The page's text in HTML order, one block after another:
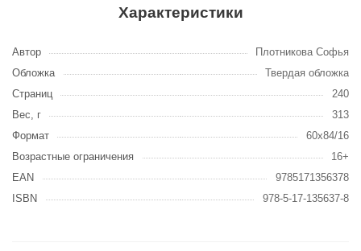
Характеристики
Автор
Плотникова Софья
Обложка
Твердая обложка
Страниц
240
Вес, г
313
Формат
60x84/16
Возрастные ограничения
16+
EAN
9785171356378
ISBN
978-5-17-135637-8